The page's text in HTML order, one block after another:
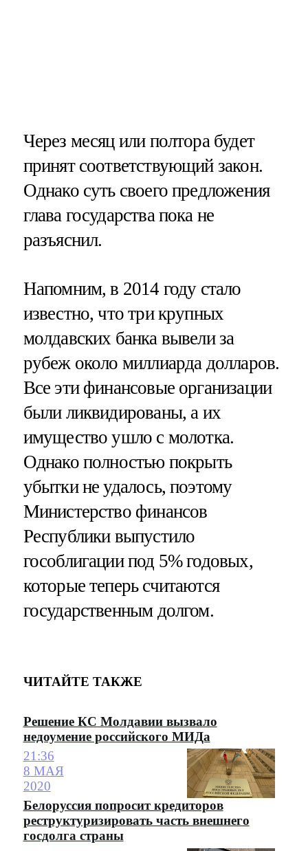
Через месяц или полтора будет
принят соответствующий закон.
Однако суть своего предложения
глава государства пока не
разъяснил.
Напомним, в 2014 году стало
известно, что три крупных
молдавских банка вывели за
рубеж около миллиарда долларов.
Все эти финансовые организации
были ликвидированы, а их
имущество ушло с молотка.
Однако полностью покрыть
убытки не удалось, поэтому
Министерство финансов
Республики выпустило
гособлигации под 5% годовых,
которые теперь считаются
государственным долгом.
ЧИТАЙТЕ ТАКЖЕ
Решение КС Молдавии вызвало
недоумение российского МИДа
21:36
8 МАЯ
2020
Белоруссия попросит кредиторов
реструктуризировать часть внешнего
госдолга страны